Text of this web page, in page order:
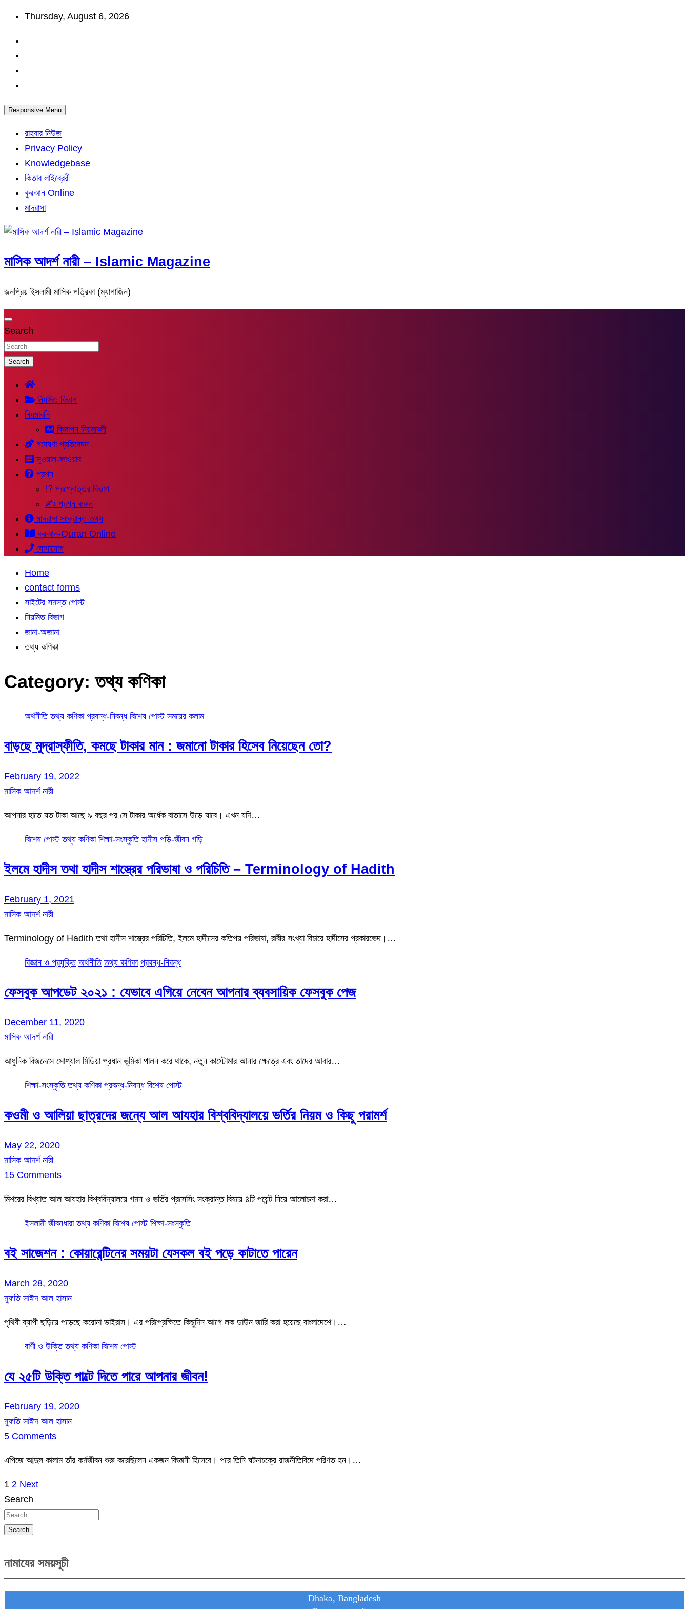
Skip
content
Thursday, August 6, 2026
Responsive Menu
রাহবার নিউজ
Privacy Policy
Knowledgebase
কিতাব লাইব্রেরী
কুরআন Online
মাদরাসা
মাসিক আদর্শ নারী – Islamic Magazine
জনপ্রিয় ইসলামী মাসিক পত্রিকা (ম্যাগাজিন)
Search
Search
নিয়মিত বিভাগ
নিয়মাবলি
বিজ্ঞাপন নিয়মাবলী
গবেষণা প্রতিবেদন
সুওয়াল-জাওয়াব
প্রশ্ন
⁉ প্রশ্নোত্তর বিভাগ
✍ প্রশ্ন করুন
মাদরাসা সংক্রান্ত তথ্য
কুরআন-Quran Online
যোগাযোগ
Home
contact forms
সাইটের সমস্ত পোস্ট
নিয়মিত বিভাগ
জানা-অজানা
তথ্য কণিকা
Category:তথ্য কণিকা
অর্থনীতি তথ্য কণিকা প্রবন্ধ-নিবন্ধ বিশেষ পোস্ট সময়ের কলাম
বাড়ছে মুদ্রাস্ফীতি, কমছে টাকার মান : জমানো টাকার হিসেব নিয়েছেন তো?
February 19, 2022
মাসিক আদর্শ নারী
আপনার হাতে যত টাকা আছে ৯ বছর পর সে টাকার অর্ধেক বাতাসে উড়ে যাবে। এখন যদি…
বিশেষ পোস্ট তথ্য কণিকা শিক্ষা-সংস্কৃতি হাদীস পড়ি-জীবন গড়ি
ইলমে হাদীস তথা হাদীস শাস্ত্রের পরিভাষা ও পরিচিতি – Terminology of Hadith
February 1, 2021
মাসিক আদর্শ নারী
Terminology of Hadith তথা হাদীস শাস্ত্রের পরিচিতি, ইলমে হাদীসের কতিপয় পরিভাষা, রাবীর সংখ্যা বিচারে হাদীসের প্রকারভেদ।…
বিজ্ঞান ও প্রযুক্তি অর্থনীতি তথ্য কণিকা প্রবন্ধ-নিবন্ধ
ফেসবুক আপডেট ২০২১ : যেভাবে এগিয়ে নেবেন আপনার ব্যবসায়িক ফেসবুক পেজ
December 11, 2020
মাসিক আদর্শ নারী
আধুনিক বিজনেসে সোশ্যাল মিডিয়া প্রধান ভূমিকা পালন করে থাকে, নতুন কাস্টোমার আনার ক্ষেত্রে এবং তাদের আবার…
শিক্ষা-সংস্কৃতি তথ্য কণিকা প্রবন্ধ-নিবন্ধ বিশেষ পোস্ট
কওমী ও আলিয়া ছাত্রদের জন্যে আল আযহার বিশ্ববিদ্যালয়ে ভর্তির নিয়ম ও কিছু পরামর্শ
May 22, 2020
মাসিক আদর্শ নারী
15 Comments
মিশরের বিখ্যাত আল আযহার বিশ্ববিদ্যালয়ে গমন ও ভর্তির প্রসেসিং সংক্রান্ত বিষয়ে ৪টি পয়েন্ট নিয়ে আলোচনা করা…
ইসলামী জীবনধারা তথ্য কণিকা বিশেষ পোস্ট শিক্ষা-সংস্কৃতি
বই সাজেশন : কোয়ারেন্টিনের সময়টা যেসকল বই পড়ে কাটাতে পারেন
March 28, 2020
মুফতি সাঈদ আল হাসান
পৃথিবী ব্যাপী ছড়িয়ে পড়েছে করোনা ভাইরাস। এর পরিপ্রেক্ষিতে কিছুদিন আগে লক ডাউন জারি করা হয়েছে বাংলাদেশে।…
বাণী ও উক্তি তথ্য কণিকা বিশেষ পোস্ট
যে ২৫টি উক্তি পাল্টে দিতে পারে আপনার জীবন!
February 19, 2020
মুফতি সাঈদ আল হাসান
5 Comments
এপিজে আব্দুল কালাম তাঁর কর্মজীবন শুরু করেছিলেন একজন বিজ্ঞানী হিসেবে। পরে তিনি ঘটনাচক্রে রাজনীতিবিদে পরিণত হন।…
Posts
pagination
1 2 Next
Search
Search
নামাযের সময়সূচী
Dhaka, Bangladesh